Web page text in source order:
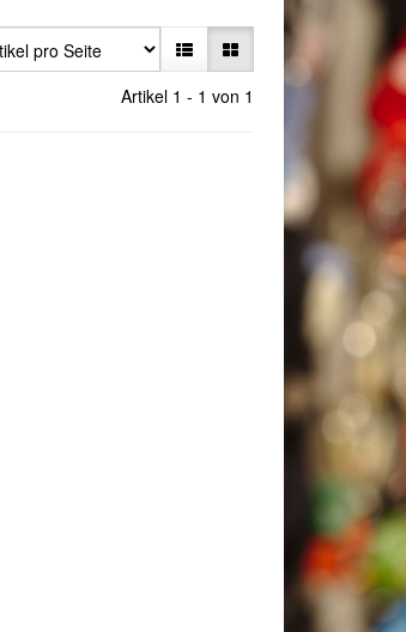
Artikel 1 - 1 von 1